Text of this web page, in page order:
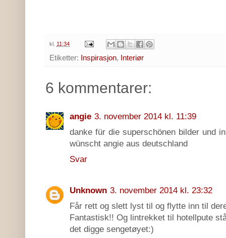
kl. 11:34
Etiketter: Inspirasjon, Interiør
6 kommentarer:
angie 3. november 2014 kl. 11:39
danke für die superschönen bilder und
wünscht angie aus deutschland
Svar
Unknown 3. november 2014 kl. 23:32
Får rett og slett lyst til og flytte inn til
Fantastisk!! Og lintrekket til hotellpute
det digge sengetøyet:)